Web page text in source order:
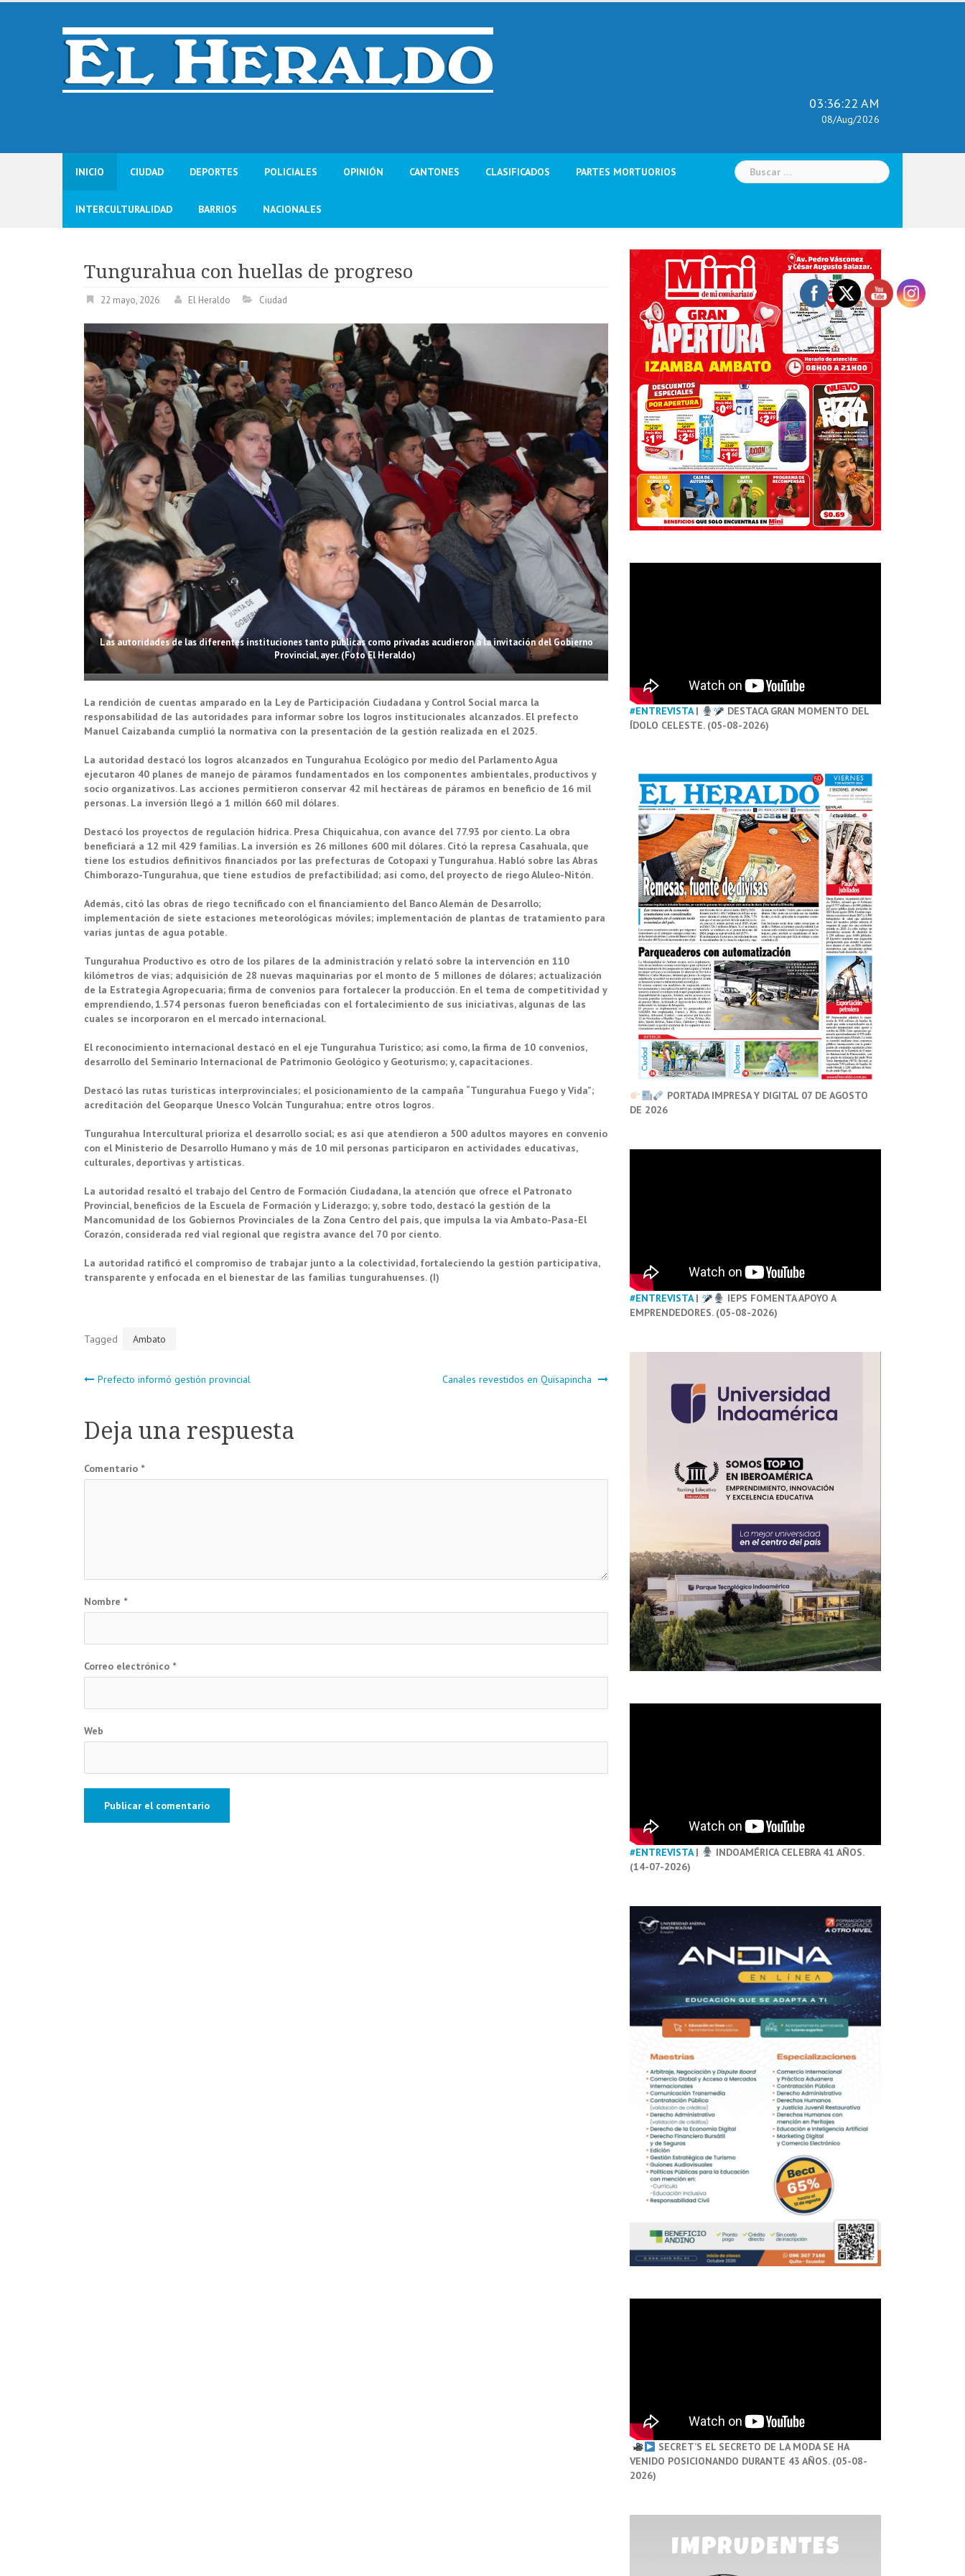
Skip
03:36:23 AM
08/Aug/2026
INICIO CIUDAD DEPORTES POLICIALES OPINIÓN CANTONES CLASIFICADOS PARTES MORTUORIOS
INTERCULTURALIDAD BARRIOS NACIONALES
Buscar:
Tungurahua con huellas de progreso
22 mayo, 2026 El Heraldo Ciudad
Las autoridades de las diferentes instituciones tanto públicas como privadas acudieron a la invitación del Gobierno
Provincial, ayer. (Foto El Heraldo)
La rendición de cuentas amparado en la Ley de Participación Ciudadana y Control Social marca la
responsabilidad de las autoridades para informar sobre los logros institucionales alcanzados. El prefecto
Manuel Caizabanda cumplió la normativa con la presentación de la gestión realizada en el 2025.
La autoridad destacó los logros alcanzados en Tungurahua Ecológico por medio del Parlamento Agua
ejecutaron 40 planes de manejo de páramos fundamentados en los componentes ambientales, productivos y
socio organizativos. Las acciones permitieron conservar 42 mil hectáreas de páramos en beneficio de 16 mil
personas. La inversión llegó a 1 millón 660 mil dólares.
Destacó los proyectos de regulación hídrica. Presa Chiquicahua, con avance del 77.93 por ciento. La obra
beneficiará a 12 mil 429 familias. La inversión es 26 millones 600 mil dólares. Citó la represa Casahuala, que
tiene los estudios definitivos financiados por las prefecturas de Cotopaxi y Tungurahua. Habló sobre las Abras
Chimborazo-Tungurahua, que tiene estudios de prefactibilidad; así como, del proyecto de riego Aluleo-Nitón.
Además, citó las obras de riego tecnificado con el financiamiento del Banco Alemán de Desarrollo;
implementación de siete estaciones meteorológicas móviles; implementación de plantas de tratamiento para
varias juntas de agua potable.
Tungurahua Productivo es otro de los pilares de la administración y relató sobre la intervención en 110
kilómetros de vías; adquisición de 28 nuevas maquinarias por el monto de 5 millones de dólares; actualización
de la Estrategia Agropecuaria; firma de convenios para fortalecer la producción. En el tema de competitividad y
emprendiendo, 1.574 personas fueron beneficiadas con el fortalecimiento de sus iniciativas, algunas de las
cuales se incorporaron en el mercado internacional.
El reconocimiento internacional destacó en el eje Tungurahua Turístico; así como, la firma de 10 convenios,
desarrollo del Seminario Internacional de Patrimonio Geológico y Geoturismo; y, capacitaciones.
Destacó las rutas turísticas interprovinciales; el posicionamiento de la campaña “Tungurahua Fuego y Vida”;
acreditación del Geoparque Unesco Volcán Tungurahua; entre otros logros.
Tungurahua Intercultural prioriza el desarrollo social; es así que atendieron a 500 adultos mayores en convenio
con el Ministerio de Desarrollo Humano y más de 10 mil personas participaron en actividades educativas,
culturales, deportivas y artísticas.
La autoridad resaltó el trabajo del Centro de Formación Ciudadana, la atención que ofrece el Patronato
Provincial, beneficios de la Escuela de Formación y Liderazgo; y, sobre todo, destacó la gestión de la
Mancomunidad de los Gobiernos Provinciales de la Zona Centro del país, que impulsa la vía Ambato-Pasa-El
Corazón, considerada red vial regional que registra avance del 70 por ciento.
La autoridad ratificó el compromiso de trabajar junto a la colectividad, fortaleciendo la gestión participativa,
transparente y enfocada en el bienestar de las familias tungurahuenses. (I)
Tagged Ambato
Navegación
de
entradas
Prefecto informó gestión provincial Canales revestidos en Quisapincha
Deja una respuesta
Comentario *
Nombre *
Correo electrónico *
Web
#ENTREVISTA|
DESTACA GRAN MOMENTO DEL
ÍDOLO CELESTE. (05-08-2026)
PORTADA IMPRESA Y DIGITAL 07 DE AGOSTO
DE 2026
#ENTREVISTA|
IEPS FOMENTA APOYO A
EMPRENDEDORES. (05-08-2026)
#ENTREVISTA|
INDOAMÉRICA CELEBRA 41 AÑOS.
(14-07-2026)
SECRET’S EL SECRETO DE LA MODA SE HA
VENIDO POSICIONANDO DURANTE 43 AÑOS. (05-08-
2026)